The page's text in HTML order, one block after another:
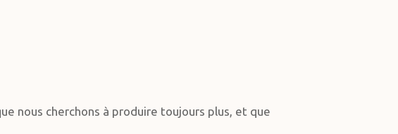
nous cherchons à produire toujours plus, et que